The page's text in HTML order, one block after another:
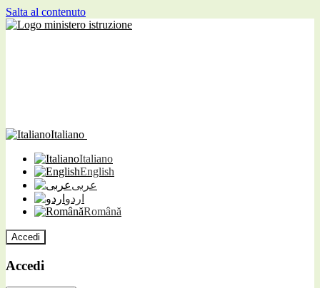
Salta al contenuto
Italiano
Italiano
English
عربى
اردو
Română
Accedi
Accedi